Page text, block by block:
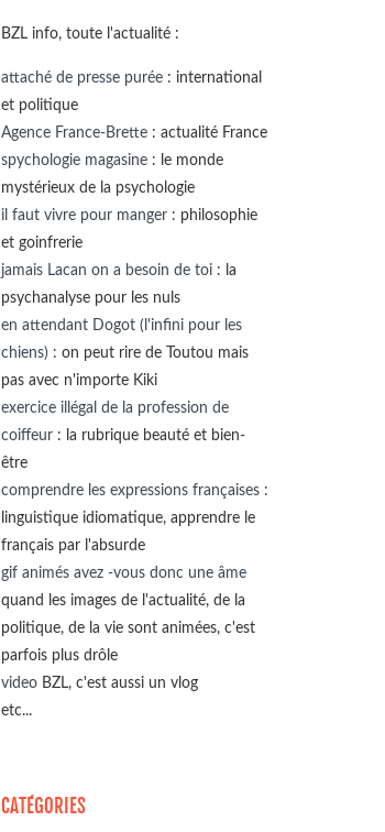
BZL info, toute l'actualité :
attaché de presse purée : international
et politique
Agence France-Brette : actualité France
spychologie magasine : le monde
mystérieux de la psychologie
il faut vivre pour manger : philosophie
et goinfrerie
jamais Lacan on a besoin de toi : la
psychanalyse pour les nuls
en attendant Dogot (l'infini pour les
chiens) : on peut rire de Toutou mais
pas avec n'importe Kiki
exercice illégal de la profession de
coiffeur : la rubrique beauté et bien-
être
comprendre les expressions françaises :
linguistique idiomatique, apprendre le
français par l'absurde
gif animés avez -vous donc une âme
quand les images de l'actualité, de la
politique, de la vie sont animées, c'est
parfois plus drôle
video BZL, c'est aussi un vlog
etc...
CATÉGORIES